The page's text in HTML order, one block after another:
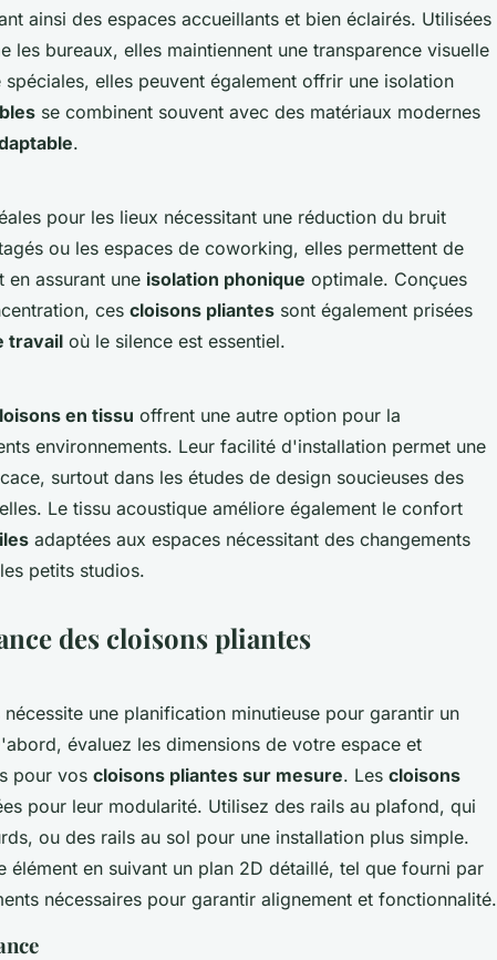
ainsi des espaces accueillants et bien éclairés. Utilisées
les bureaux, elles maintiennent une transparence visuelle
elles peuvent également offrir une isolation
se combinent souvent avec des matériaux modernes
.
pour les lieux nécessitant une réduction du bruit
ou les espaces de coworking, elles permettent de
en assurant une isolation phonique optimale. Conçues
ces cloisons pliantes sont également prisées
travail où le silence est essentiel.
en tissu offrent une autre option pour la
environnements. Leur facilité d'installation permet une
surtout dans les études de design soucieuses des
Le tissu acoustique améliore également le confort
adaptées aux espaces nécessitant des changements
petits studios.
des cloisons pliantes
nécessite une planification minutieuse pour garantir un
évaluez les dimensions de votre espace et
pour vos cloisons pliantes sur mesure. Les cloisons
pour leur modularité. Utilisez des rails au plafond, qui
ou des rails au sol pour une installation plus simple.
élément en suivant un plan 2D détaillé, tel que fourni par
nécessaires pour garantir alignement et fonctionnalité.